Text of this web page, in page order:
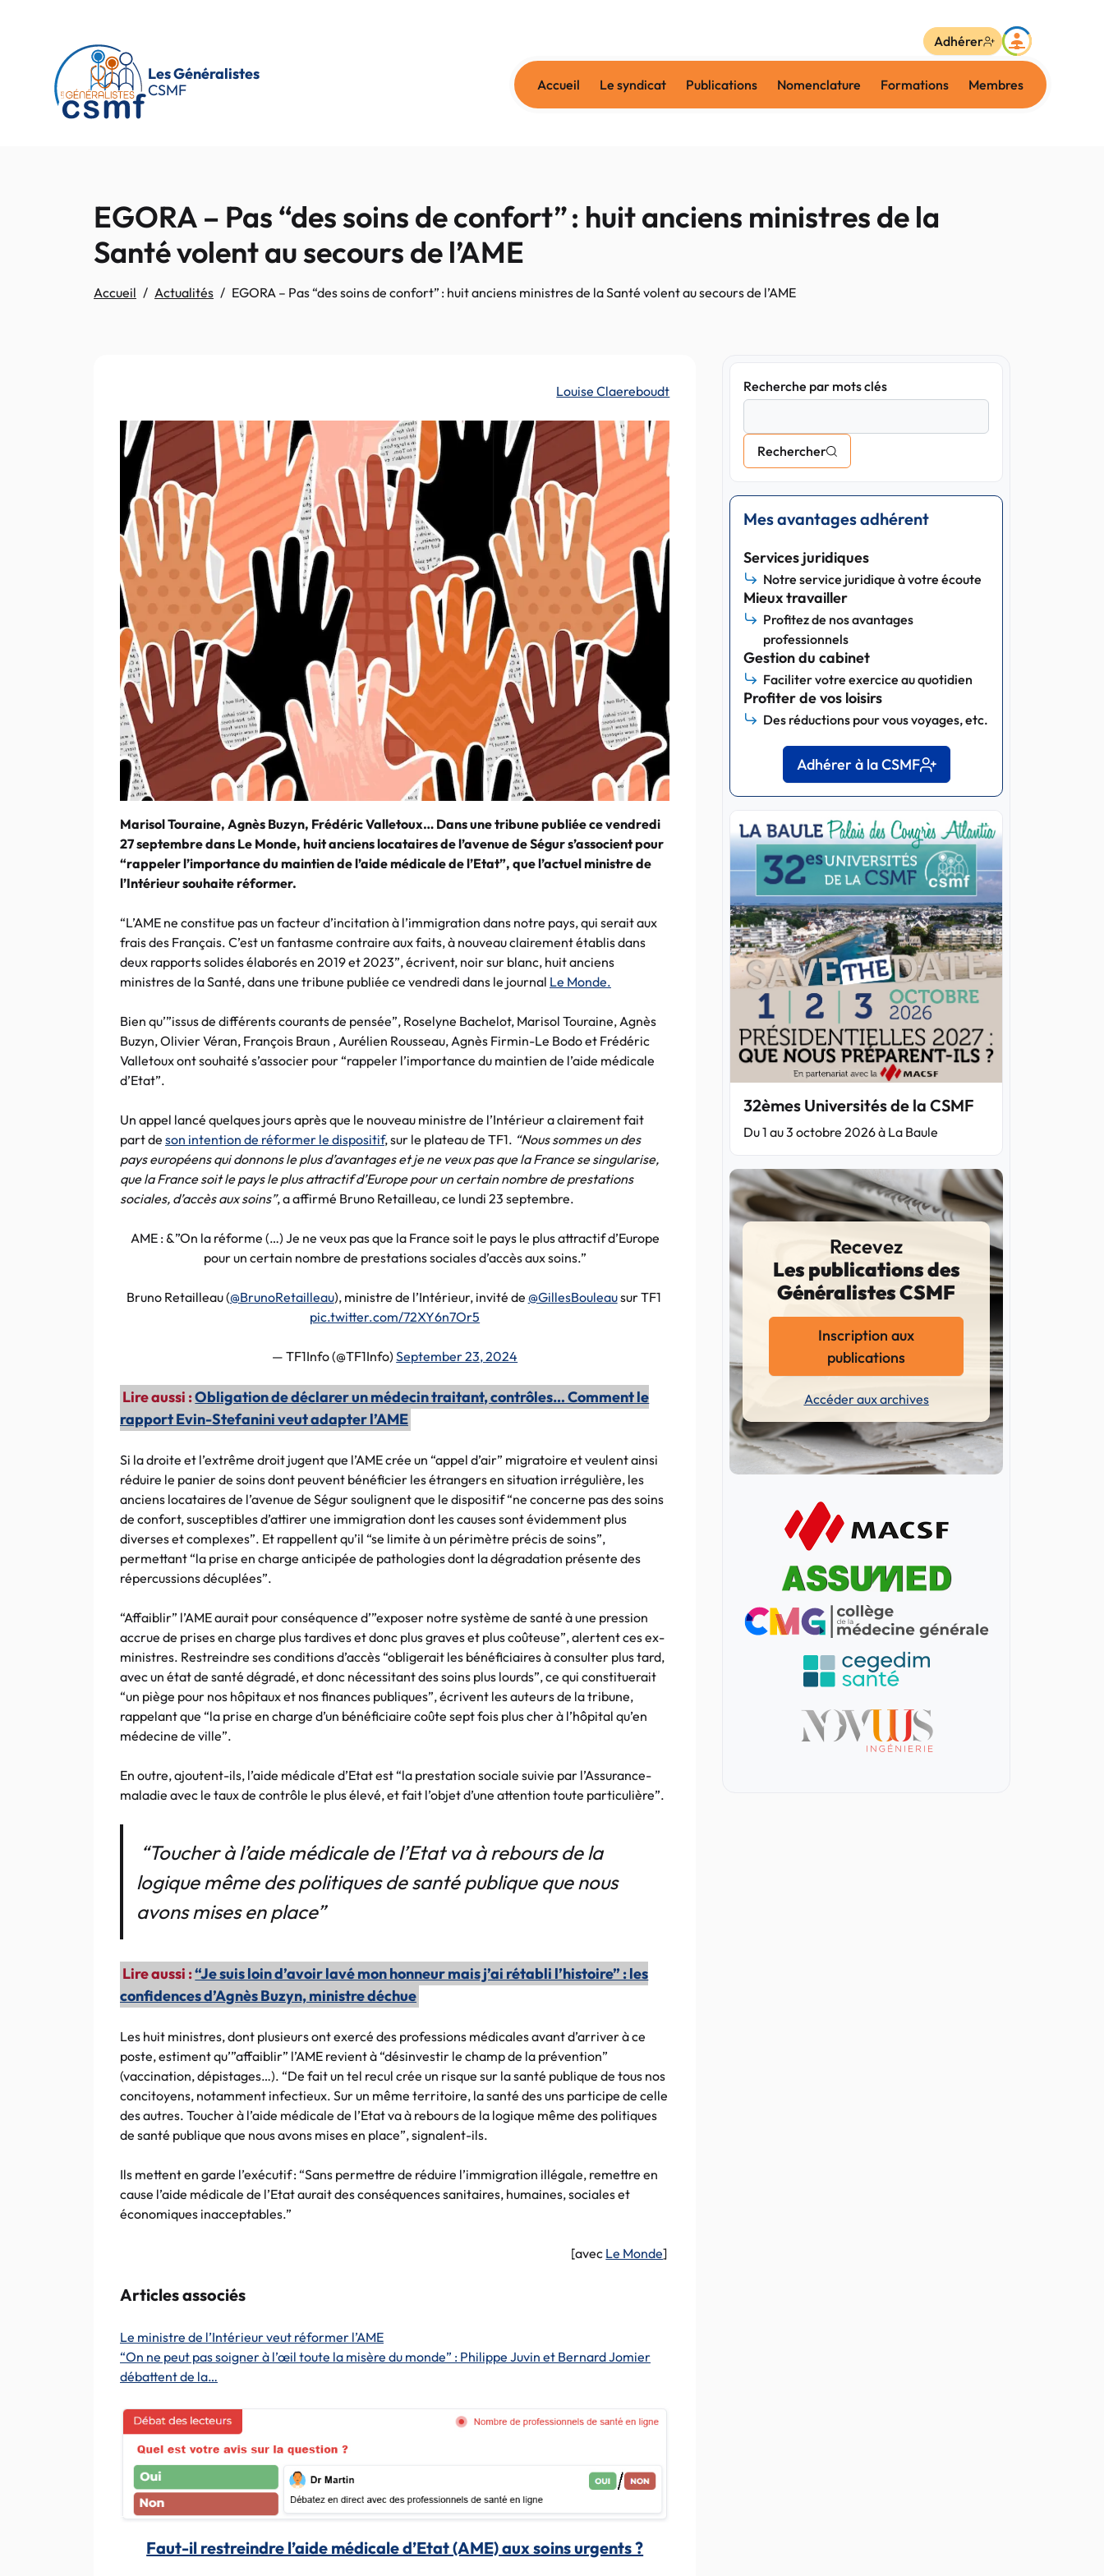
Les Généralistes
CSMF
Accueil Le syndicat Publications Nomenclature Formations Membres
Adhérer
EGORA – Pas “des soins de confort” : huit anciens ministres de la
Santé volent au secours de l’AME
Accueil Actualités EGORA – Pas “des soins de confort” : huit anciens ministres de la Santé volent au secours de l’AME
Louise Claereboudt
Marisol Touraine, Agnès Buzyn, Frédéric Valletoux… Dans une tribune publiée ce vendredi
27 septembre dans Le Monde, huit anciens locataires de l’avenue de Ségur s’associent pour
“rappeler l’importance du maintien de l’aide médicale de l’Etat”, que l’actuel ministre de
l’Intérieur souhaite réformer.
“L’AME ne constitue pas un facteur d’incitation à l’immigration dans notre pays, qui serait aux
frais des Français. C’est un fantasme contraire aux faits, à nouveau clairement établis dans
deux rapports solides élaborés en 2019 et 2023”, écrivent, noir sur blanc, huit anciens
ministres de la Santé, dans une tribune publiée ce vendredi dans le journal Le Monde.
Bien qu’”issus de différents courants de pensée”, Roselyne Bachelot, Marisol Touraine, Agnès
Buzyn, Olivier Véran, François Braun , Aurélien Rousseau, Agnès Firmin-Le Bodo et Frédéric
Valletoux ont souhaité s’associer pour “rappeler l’importance du maintien de l’aide médicale
d’Etat”.
Un appel lancé quelques jours après que le nouveau ministre de l’Intérieur a clairement fait
part de son intention de réformer le dispositif, sur le plateau de TF1. “Nous sommes un des
pays européens qui donnons le plus d’avantages et je ne veux pas que la France se singularise,
que la France soit le pays le plus attractif d’Europe pour un certain nombre de prestations
sociales, d’accès aux soins”, a affirmé Bruno Retailleau, ce lundi 23 septembre.
AME : &”On la réforme (…) Je ne veux pas que la France soit le pays le plus attractif d’Europe
pour un certain nombre de prestations sociales d’accès aux soins.”
Bruno Retailleau (@BrunoRetailleau), ministre de l’Intérieur, invité de @GillesBouleausur TF1
pic.twitter.com/72XY6n7Or5
— TF1Info (@TF1Info)September 23, 2024
Lire aussi :Obligation de déclarer un médecin traitant, contrôles… Comment le
rapport Evin-Stefanini veut adapter l’AME
Si la droite et l’extrême droit jugent que l’AME crée un “appel d’air” migratoire et veulent ainsi
réduire le panier de soins dont peuvent bénéficier les étrangers en situation irrégulière, les
anciens locataires de l’avenue de Ségur soulignent que le dispositif “ne concerne pas des soins
de confort, susceptibles d’attirer une immigration dont les causes sont évidemment plus
diverses et complexes”. Et rappellent qu’il “se limite à un périmètre précis de soins”,
permettant “la prise en charge anticipée de pathologies dont la dégradation présente des
répercussions décuplées”.
“Affaiblir” l’AME aurait pour conséquence d’”exposer notre système de santé à une pression
accrue de prises en charge plus tardives et donc plus graves et plus coûteuse”, alertent ces ex-
ministres. Restreindre ses conditions d’accès “obligerait les bénéficiaires à consulter plus tard,
avec un état de santé dégradé, et donc nécessitant des soins plus lourds”, ce qui constituerait
“un piège pour nos hôpitaux et nos finances publiques”, écrivent les auteurs de la tribune,
rappelant que “la prise en charge d’un bénéficiaire coûte sept fois plus cher à l’hôpital qu’en
médecine de ville”.
En outre, ajoutent-ils, l’aide médicale d’Etat est “la prestation sociale suivie par l’Assurance-
maladie avec le taux de contrôle le plus élevé, et fait l’objet d’une attention toute particulière”.
“Toucher à l’aide médicale de l’Etat va à rebours de la
logique même des politiques de santé publique que nous
avons mises en place”
Lire aussi :“Je suis loin d’avoir lavé mon honneur mais j’ai rétabli l’histoire” : les
confidences d’Agnès Buzyn, ministre déchue
Les huit ministres, dont plusieurs ont exercé des professions médicales avant d’arriver à ce
poste, estiment qu’”affaiblir” l’AME revient à “désinvestir le champ de la prévention”
(vaccination, dépistages…). “De fait un tel recul crée un risque sur la santé publique de tous nos
concitoyens, notamment infectieux. Sur un même territoire, la santé des uns participe de celle
des autres. Toucher à l’aide médicale de l’Etat va à rebours de la logique même des politiques
de santé publique que nous avons mises en place”, signalent-ils.
Ils mettent en garde l’exécutif : “Sans permettre de réduire l’immigration illégale, remettre en
cause l’aide médicale de l’Etat aurait des conséquences sanitaires, humaines, sociales et
économiques inacceptables.”
[avec Le Monde]
Articles associés
Le ministre de l’Intérieur veut réformer l’AME
“On ne peut pas soigner à l’œil toute la misère du monde” : Philippe Juvin et Bernard Jomier
débattent de la…
Faut-il restreindre l’aide médicale d’Etat (AME) aux soins urgents ?
Recherche par mots clés
Rechercher
Mes avantages adhérent
Services juridiques
Notre service juridique à votre écoute
Mieux travailler
Profitez de nos avantages
professionnels
Gestion du cabinet
Faciliter votre exercice au quotidien
Profiter de vos loisirs
Des réductions pour vous voyages, etc.
Adhérer à la CSMF
32èmes Universités de la CSMF
Du 1 au 3 octobre 2026 à La Baule
Recevez
Les publications des
Généralistes CSMF
Inscription aux
publications
Accéder aux archives